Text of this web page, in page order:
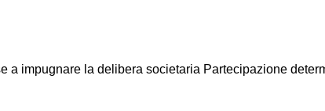
a impugnare la delibera societaria Partecipazione